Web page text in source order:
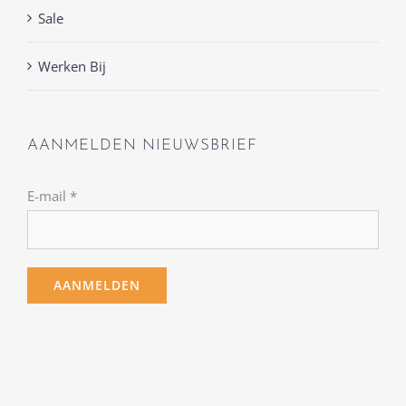
Sale
Werken Bij
AANMELDEN NIEUWSBRIEF
E-mail *